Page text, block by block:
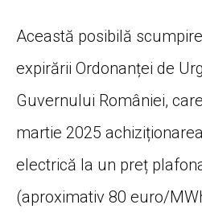
Această posibilă
expirării Ordonanței de
Guvernului României,
martie 2025
electrică la un preț
(aproximativ 80 euro/